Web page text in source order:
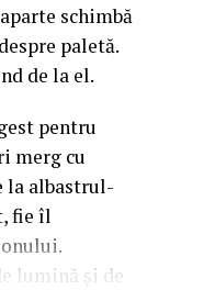
schimbă
paletă.
de la el.
pentru
merg cu
la albastrul-
fie îl
lumină și de